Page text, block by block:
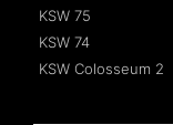
KSW 75
KSW 74
KSW Colosseum 2